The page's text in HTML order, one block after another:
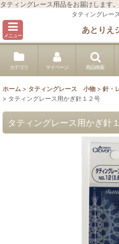
タティングレース用品をお届けします。
タティングレー
メニュー
あとりえ
カテゴリ マイページ 商品検索
ホーム > タティングレース 小物 > 針・
> タティングレース用かぎ針１２号
タティングレース用かぎ針